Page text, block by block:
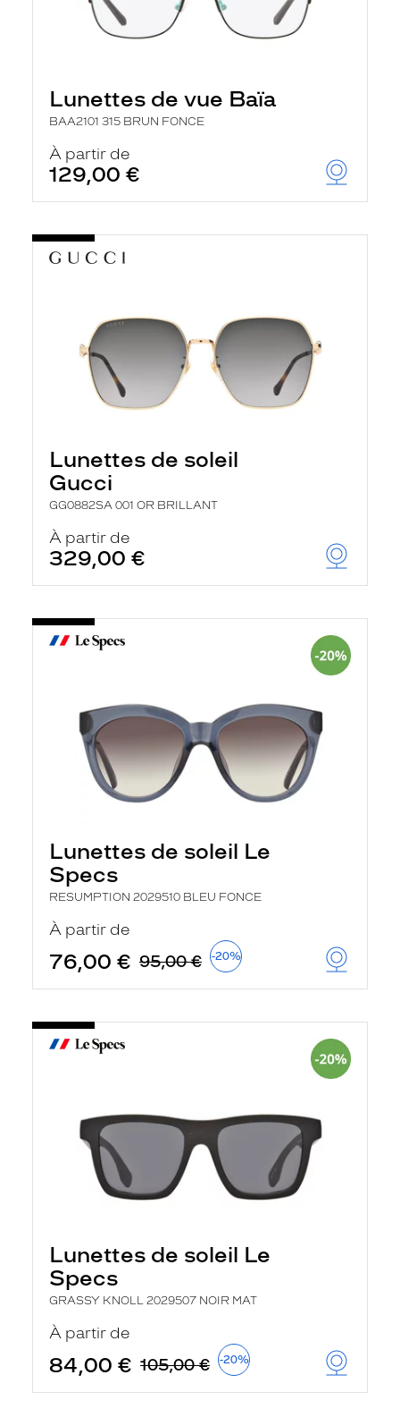
Lunettes de vue Baïa
BAA2101 315 BRUN FONCE
À partir de
129,00 €
Lunettes de soleil
Gucci
GG0882SA 001 OR BRILLANT
À partir de
329,00 €
Lunettes de soleil Le
Specs
RESUMPTION 2029510 BLEU FONCE
À partir de
76,00 € 95,00 € -20%
Lunettes de soleil Le
Specs
GRASSY KNOLL 2029507 NOIR MAT
À partir de
84,00 € 105,00 € -20%